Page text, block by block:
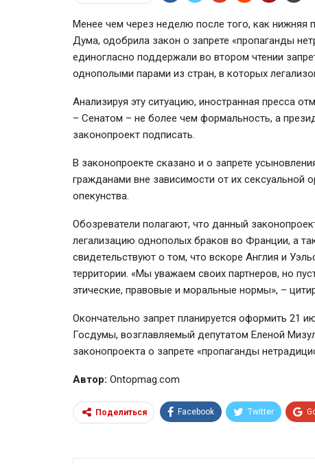
Менее чем через неделю после того, как нижняя
Дума, одобрила закон о запрете «пропаганды
единогласно поддержали во втором чтении
однополыми парами из стран, в которых
Анализируя эту ситуацию, иностранная пресса
– Сенатом – не более чем формальность, а
законопроект подписать.
В законопроекте сказано и о запрете
гражданами вне зависимости от их сексуальной
опекунства.
Обозреватели полагают, что данный
легализацию однополых браков во Франции, а
свидетельствуют о том, что вскоре Англия и
территории. «Мы уважаем своих партнеров, но
этические, правовые и моральные нормы», –
Окончательно запрет планируется оформить 21
Госдумы, возглавляемый депутатом Еленой
законопроекта о запрете «пропаганды
Автор: Ontopmag.com
Поделиться Facebook Twitter